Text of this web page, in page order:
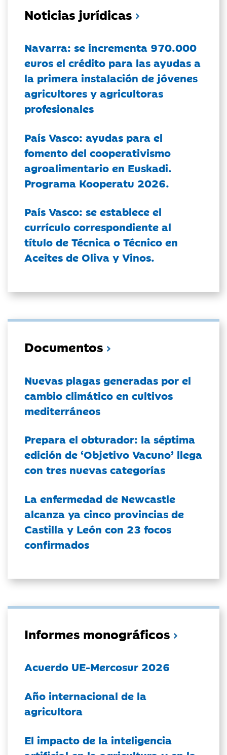
Noticias jurídicas
Navarra: se incrementa 970.000
euros el crédito para las ayudas a
la primera instalación de jóvenes
agricultores y agricultoras
profesionales
País Vasco: ayudas para el
fomento del cooperativismo
agroalimentario en Euskadi.
Programa Kooperatu 2026.
País Vasco: se establece el
currículo correspondiente al
título de Técnica o Técnico en
Aceites de Oliva y Vinos.
Documentos
Nuevas plagas generadas por el
cambio climático en cultivos
mediterráneos
Prepara el obturador: la séptima
edición de ‘Objetivo Vacuno’ llega
con tres nuevas categorías
La enfermedad de Newcastle
alcanza ya cinco provincias de
Castilla y León con 23 focos
confirmados
Informes monográficos
Acuerdo UE-Mercosur 2026
Año internacional de la
agricultora
El impacto de la inteligencia